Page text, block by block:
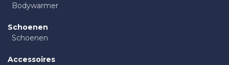
Bodywarmer
Schoenen
Schoenen
Accessoires